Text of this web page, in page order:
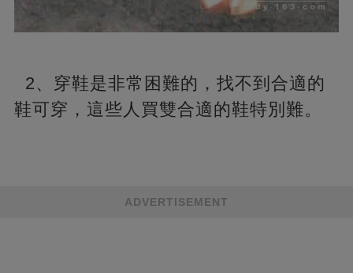
2、穿鞋是非常困難的，找不到合適的
鞋可穿，這些人買雙合適的鞋特別難。
ADVERTISEMENT